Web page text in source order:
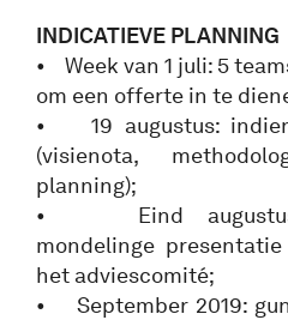
INDICATIEVE PLANNING
• Week van 1 juli: 5
om een offerte in te
• 19 augustus:
(visienota,
planning);
• Eind augustus/
mondelinge
het adviescomité;
• September 2019: